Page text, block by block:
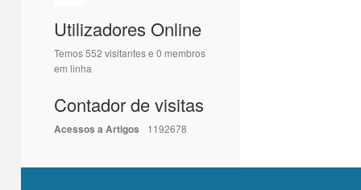
Utilizadores Online
Temos 552 visitantes e 0 membros
em linha
Contador de visitas
Acessos a Artigos 1192678